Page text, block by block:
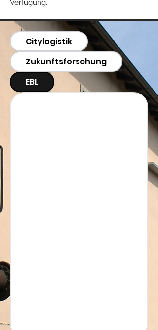
Verfügung.
Citylogistik
Zukunftsforschung
EBL